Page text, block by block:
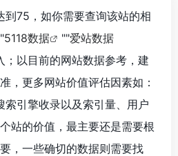
到75，如你需要查询该站的相
5118数据 ""爱站数据
；以目前的网站数据参考，建
，更多网站价值评估因素如：
引擎收录以及索引量、用户
站的价值，最主要还是需要根
，一些确切的数据则需要找